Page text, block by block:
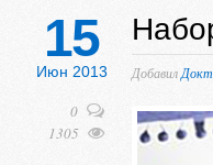
15
Июн 2013
0
1305
Добавил